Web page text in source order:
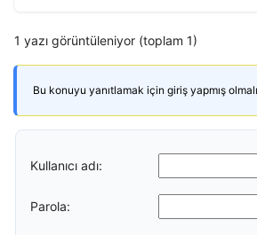
1 yazı görüntüleniyor (toplam 1)
Bu konuyu yanıtlamak için giriş yapmış
Kullanıcı adı:
Parola: